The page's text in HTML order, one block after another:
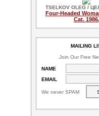
TSELKOV OLEG /
Four-Headed
Cat. 1986.
MAILING
Join Our Free
NAME
EMAIL
We never SPAM